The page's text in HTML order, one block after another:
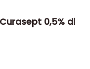
0,5% di